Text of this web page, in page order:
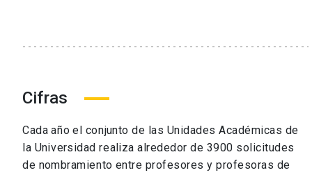
Cifras
Cada año el conjunto de las Unidades Académicas de
la Universidad realiza alrededor de 3900 solicitudes
de nombramiento entre profesores y profesoras de